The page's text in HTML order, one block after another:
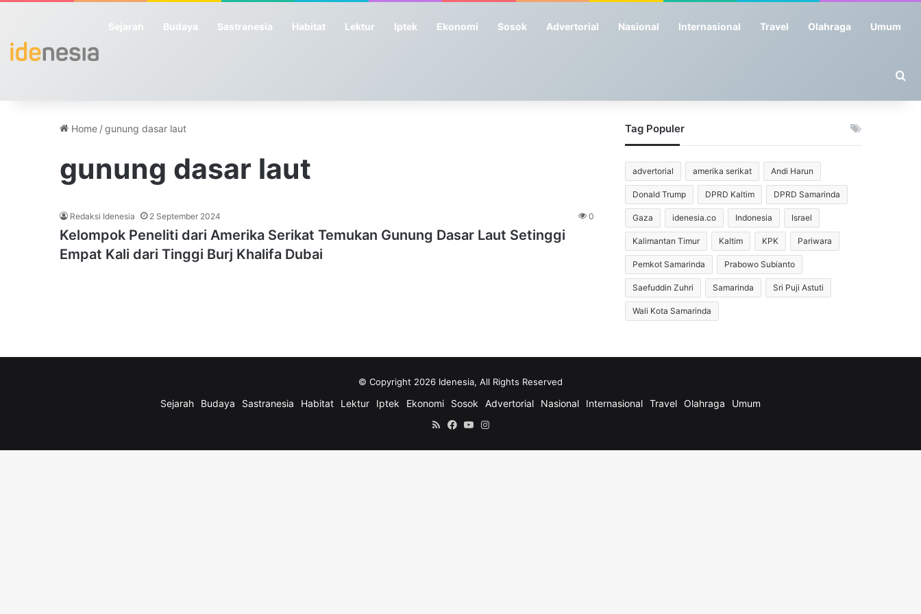
Sejarah Budaya Sastranesia Habitat Lektur Iptek Ekonomi Sosok Advertorial Nasional Internasional Travel Olahraga Umum
Home /gunung dasar laut
gunung dasar laut
Redaksi Idenesia 2 September 2024 0
Kelompok Peneliti dari Amerika Serikat Temukan Gunung Dasar Laut Setinggi
Empat Kali dari Tinggi Burj Khalifa Dubai
Tag Populer
advertorial amerika serikat Andi Harun
Donald Trump DPRD Kaltim DPRD Samarinda
Gaza idenesia.co Indonesia Israel
Kalimantan Timur Kaltim KPK Pariwara
Pemkot Samarinda Prabowo Subianto
Saefuddin Zuhri Samarinda Sri Puji Astuti
Wali Kota Samarinda
© Copyright 2026 Idenesia, All Rights Reserved
Sejarah Budaya Sastranesia Habitat Lektur Iptek Ekonomi Sosok Advertorial Nasional Internasional Travel Olahraga
Umum
RSS Facebook
YouTube